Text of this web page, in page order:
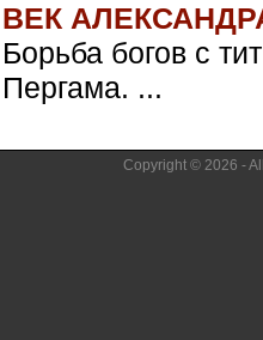
ВЕК
Борьба богов с
Пергама. ...
Copyright © 2026 -